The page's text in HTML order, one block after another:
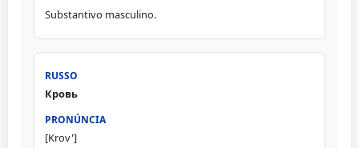
Substantivo masculino.
Кровь
[Krov']